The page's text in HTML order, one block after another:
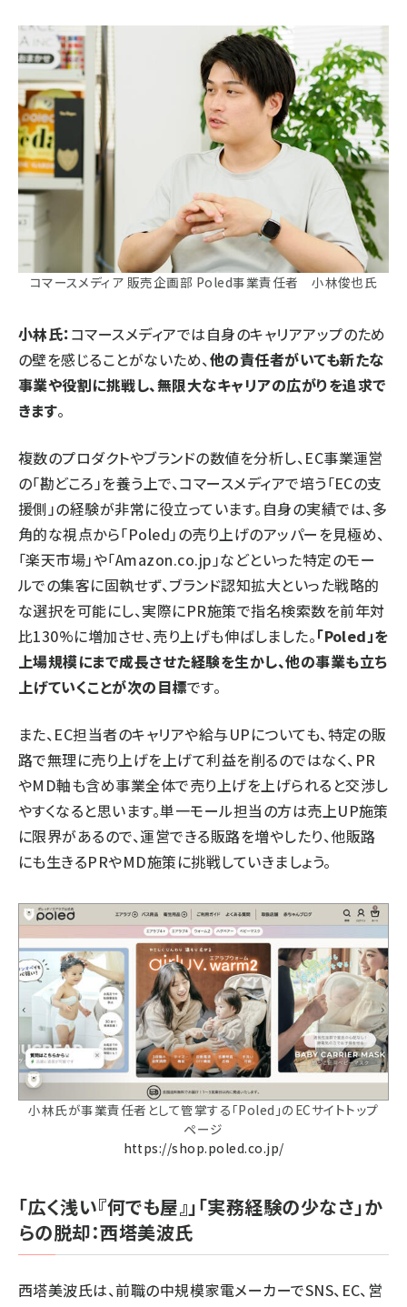
コマースメディア 販売企画部 Poled事業責任者 小林俊也氏
小林氏：コマースメディアでは自身のキャリアアップのため
の壁を感じることがないため、他の責任者がいても新たな
事業や役割に挑戦し、無限大なキャリアの広がりを追求で
きます。
複数のプロダクトやブランドの数値を分析し、EC事業運営
の「勘どころ」を養う上で、コマースメディアで培う「ECの支
援側」の経験が非常に役立っています。自身の実績では、多
角的な視点から「Poled」の売り上げのアッパーを見極め、
「楽天市場」や「Amazon.co.jp」などといった特定のモー
ルでの集客に固執せず、ブランド認知拡大といった戦略的
な選択を可能にし、実際にPR施策で指名検索数を前年対
比130%に増加させ、売り上げも伸ばしました。「Poled」を
上場規模にまで成長させた経験を生かし、他の事業も立ち
上げていくことが次の目標です。
また、EC担当者のキャリアや給与UPについても、特定の販
路で無理に売り上げを上げて利益を削るのではなく、PR
やMD軸も含め事業全体で売り上げを上げられると交渉し
やすくなると思います。単一モール担当の方は売上UP施策
に限界があるので、運営できる販路を増やしたり、他販路
にも生きるPRやMD施策に挑戦していきましょう。
小林氏が事業責任者として管掌する「Poled」のECサイトトップ
ページ
https://shop.poled.co.jp/
「広く浅い『何でも屋』」「実務経験の少なさ」か
らの脱却：西塔美波氏
西塔美波氏は、前職の中規模家電メーカーでSNS、EC、営